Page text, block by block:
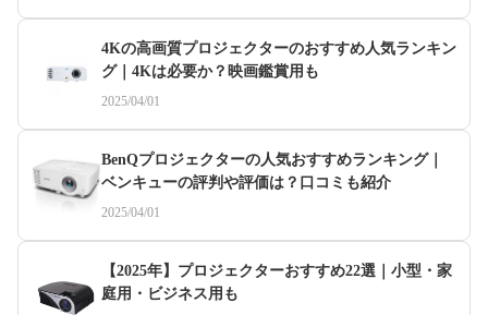
4Kの高画質プロジェクターのおすすめ人気ランキン
グ｜4Kは必要か？映画鑑賞用も
2025/04/01
BenQプロジェクターの人気おすすめランキング｜
ベンキューの評判や評価は？口コミも紹介
2025/04/01
【2025年】プロジェクターおすすめ22選｜小型・家
庭用・ビジネス用も